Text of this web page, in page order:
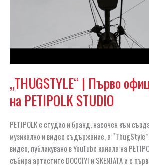
„THUGSTYLE“ | Първо
на PETIPOLK STUDIO
PETIPOLK е студио и бранд, насочен към
музикално и видео съдържание, а
видео, публикувано в YouTube канала на
събира артистите DOCCIYI и SKENJATA и е